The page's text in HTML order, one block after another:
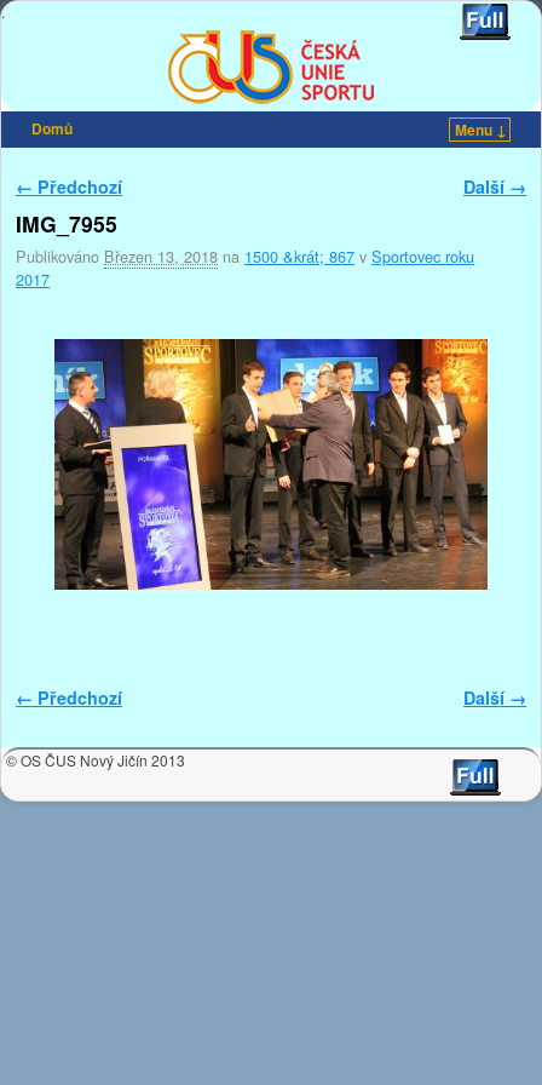
.
Domů
Menu ↓
Navigace v obrázku
← Předchozí Další →
IMG_7955
Publikováno Březen 13, 2018 na 1500 &krát; 867 v Sportovec roku
2017
Navigace v obrázku
← Předchozí Další →
© OS ČUS Nový Jičín 2013